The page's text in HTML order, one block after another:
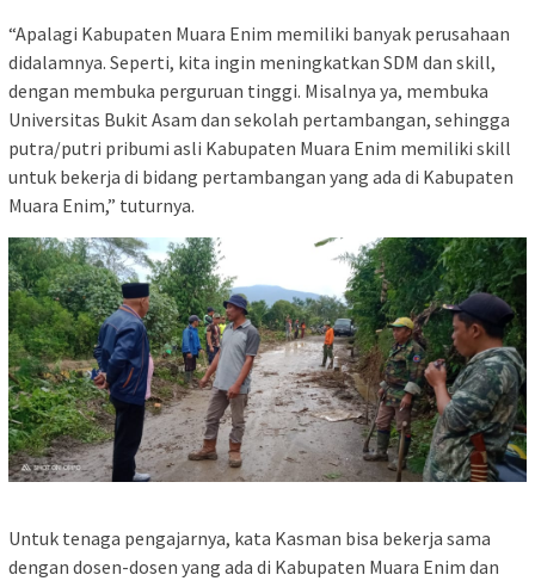
“Apalagi Kabupaten Muara Enim memiliki banyak perusahaan
didalamnya. Seperti, kita ingin meningkatkan SDM dan skill,
dengan membuka perguruan tinggi. Misalnya ya, membuka
Universitas Bukit Asam dan sekolah pertambangan, sehingga
putra/putri pribumi asli Kabupaten Muara Enim memiliki skill
untuk bekerja di bidang pertambangan yang ada di Kabupaten
Muara Enim,” tuturnya.
Untuk tenaga pengajarnya, kata Kasman bisa bekerja sama
dengan dosen-dosen yang ada di Kabupaten Muara Enim dan